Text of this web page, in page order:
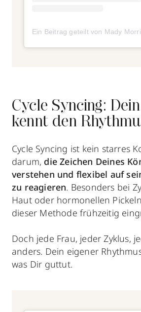
Cycle Syncing:
kennt den
Cycle Syncing ist kein starres
darum, die Zeichen Deines
verstehen und flexibel auf
zu reagieren. Besonders bei
Haut oder hormonellen
dieser Methode frühzeitig
Doch jede Frau, jeder Zyklus,
anders. Dein eigener
was Dir guttut.